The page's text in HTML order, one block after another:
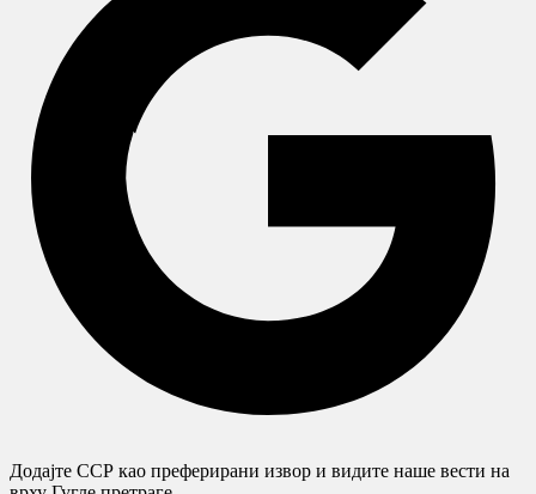
Додајте ССР као преферирани извор и видите наше вести на